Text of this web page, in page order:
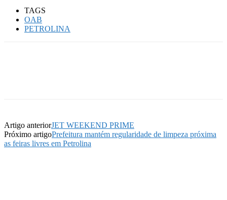
TAGS
OAB
PETROLINA
Artigo anteriorJET WEEKEND PRIME
Próximo artigoPrefeitura mantém regularidade de limpeza próxima
as feiras livres em Petrolina